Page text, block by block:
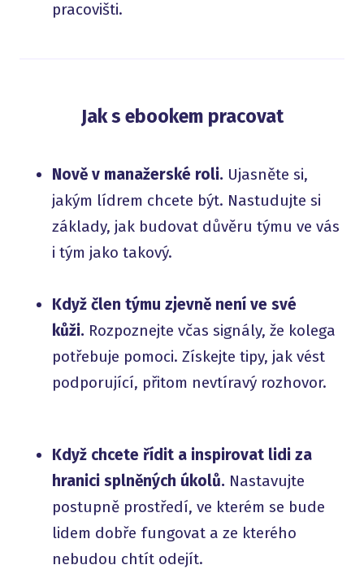
pracovišti.
Jak s ebookem pracovat
Nově v manažerské roli. Ujasněte si,
jakým lídrem chcete být. Nastudujte si
základy, jak budovat důvěru týmu ve vás
i tým jako takový.
Když člen týmu zjevně není ve své
kůži. Rozpoznejte včas signály, že kolega
potřebuje pomoci. Získejte tipy, jak vést
podporující, přitom nevtíravý rozhovor.
Když chcete řídit a inspirovat lidi za
hranici splněných úkolů. Nastavujte
postupně prostředí, ve kterém se bude
lidem dobře fungovat a ze kterého
nebudou chtít odejít.